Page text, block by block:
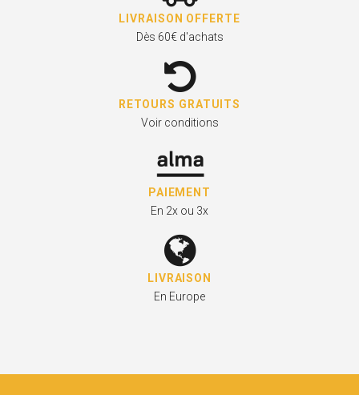
LIVRAISON OFFERTE
Dès 60€ d'achats
RETOURS GRATUITS
Voir conditions
PAIEMENT
En 2x ou 3x
LIVRAISON
En Europe